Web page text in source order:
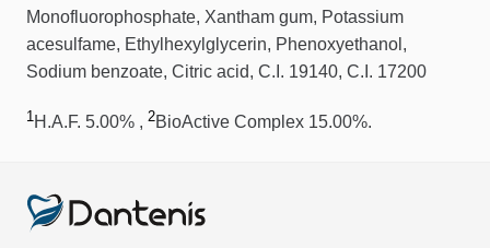
Monofluorophosphate, Xantham gum, Potassium
acesulfame, Ethylhexylglycerin, Phenoxyethanol,
Sodium benzoate, Citric acid, C.I. 19140, C.I. 17200
1 H.A.F. 5.00% , 2BioActive Complex 15.00%.